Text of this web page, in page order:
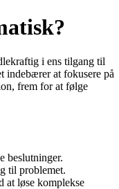
i ens tilgang til
indebærer at fokusere på
frem for at følge
beslutninger.
til problemet.
at løse komplekse